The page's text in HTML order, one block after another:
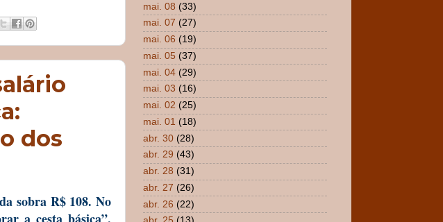
dos
sobra R$ 108. No
mai. 08 (33)
mai. 07 (27)
mai. 06 (19)
mai. 05 (37)
mai. 04 (29)
mai. 03 (16)
mai. 02 (25)
mai. 01 (18)
abr. 30 (28)
abr. 29 (43)
abr. 28 (31)
abr. 27 (26)
abr. 26 (22)